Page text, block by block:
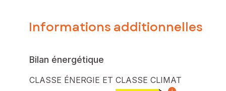
La salle d'eau constitue un atout exceptionnel sur ce
sécurisé pour stationner les vélos. Deux prestations très
Son emplacement constitue l'un de ses principaux atouts
l'environnement dynamique de Dalby, bénéficie d'une
Informations additionnelles
Bilan énergétique
CLASSE ÉNERGIE ET CLASSE CLIMAT